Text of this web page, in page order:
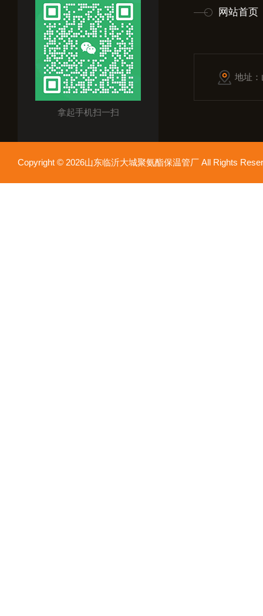
拿起手机扫一扫
网站首页
地址
Copyright © 2026山东临沂大城聚氨酯保温管厂 All Rights